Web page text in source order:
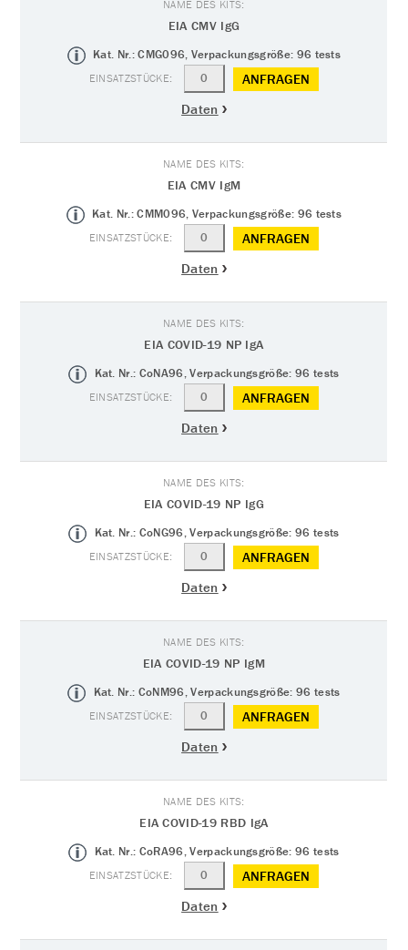
EIA CMV IgG
Kat. Nr.: CMG096, Verpackungsgröße: 96 tests
ANFRAGEN
Daten
EIA CMV IgM
Kat. Nr.: CMM096, Verpackungsgröße: 96 tests
ANFRAGEN
Daten
EIA COVID-19 NP IgA
Kat. Nr.: CoNA96, Verpackungsgröße: 96 tests
ANFRAGEN
Daten
EIA COVID-19 NP IgG
Kat. Nr.: CoNG96, Verpackungsgröße: 96 tests
ANFRAGEN
Daten
EIA COVID-19 NP IgM
Kat. Nr.: CoNM96, Verpackungsgröße: 96 tests
ANFRAGEN
Daten
EIA COVID-19 RBD IgA
Kat. Nr.: CoRA96, Verpackungsgröße: 96 tests
ANFRAGEN
Daten